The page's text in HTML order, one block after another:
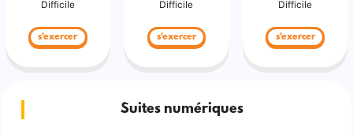
s'exercer s'exercer s'exercer
Suites numériques